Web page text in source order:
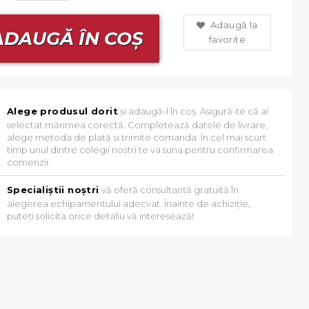
ÎN COȘ
Adaugă la
favorite
Alege produsul doritși adaugă-l în coș. Asigură-te că ai
selectat mărimea corectă. Completează datele de livrare,
alege metoda de plată și trimite comanda. În cel mai scurt
timp unul dintre colegii noștri te va suna pentru confirmarea
comenzii.
Specialiștii noștri vă oferă consultanță gratuită în
alegerea echipamentului adecvat. Înainte de achiziție,
puteți solicita orice detaliu vă interesează!